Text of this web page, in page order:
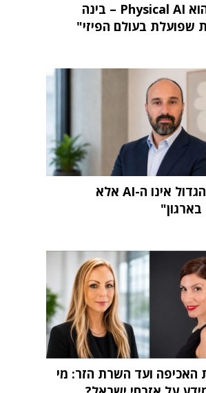
"העתיד הוא Physical AI – בינה
שפועלת בעולם הפיזי"
"האתגר הגדול אינו ה-AI אלא
האכיפה ועד השרת הזר: מי